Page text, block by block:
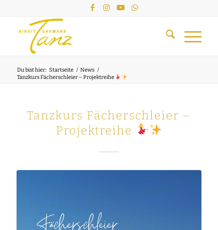
Du bist hier: Startseite / News /
Tanzkurs Fächerschleier – Projektreihe
Tanzkurs Fächerschleier –
Projektreihe